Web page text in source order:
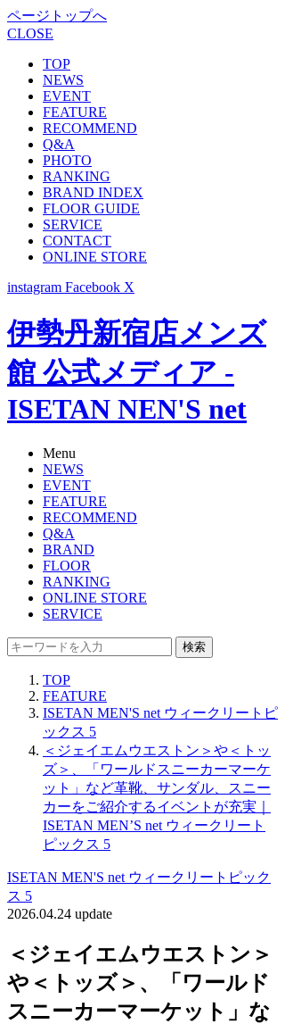
ページトップへ
CLOSE
TOP
NEWS
EVENT
FEATURE
RECOMMEND
Q&A
PHOTO
RANKING
BRAND INDEX
FLOOR GUIDE
SERVICE
CONTACT
ONLINE STORE
instagram Facebook X
伊勢丹新宿店メンズ
館 公式メディア -
ISETAN NEN'S net
Menu
NEWS
EVENT
FEATURE
RECOMMEND
Q&A
BRAND
FLOOR
RANKING
ONLINE STORE
SERVICE
検索
TOP
FEATURE
ISETAN MEN'S net ウィークリートピ
ックス 5
＜ジェイエムウエストン＞や＜トッ
ズ＞、「ワールドスニーカーマーケ
ット」など革靴、サンダル、スニー
カーをご紹介するイベントが充実｜
ISETAN MEN’S net ウィークリート
ピックス 5
ISETAN MEN'S net ウィークリートピック
ス 5
2026.04.24 update
＜ジェイエムウエストン＞
や＜トッズ＞、「ワールド
スニーカーマーケット」な